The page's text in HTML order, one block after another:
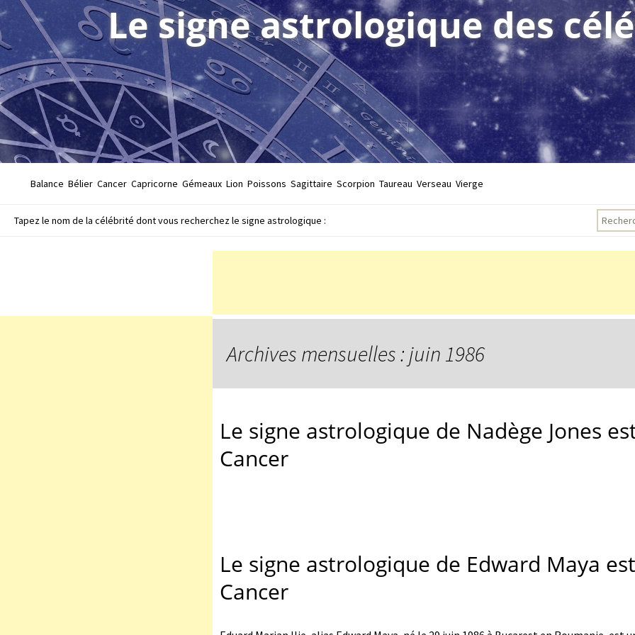
Le signe astrologique des
Balance Bélier Cancer Capricorne Gémeaux Lion Poissons Sagittaire Scorpion Taureau Verseau Vierge
Tapez le nom de la célébrité dont vous recherchez le signe astrologique :
Archives mensuelles : juin 1986
Le signe astrologique de Nadège Jones
Cancer
Le signe astrologique de Edward Maya
Cancer